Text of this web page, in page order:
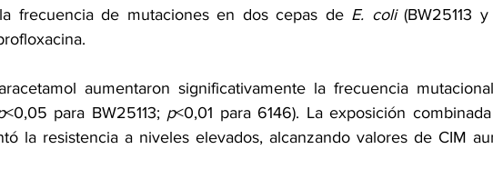
frecuencia de mutaciones en dos cepas de E. coli (BW25113
aumentaron significativamente la frecuencia
<0,05 para BW25113; p<0,01 para 6146). La exposición
la resistencia a niveles elevados, alcanzando valores de CIM